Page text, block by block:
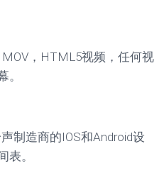
，HTML5视频，任何视
。
制造商的IOS和Android设
表。